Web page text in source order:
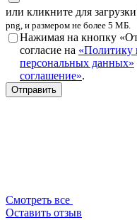
или кликните для загрузки
png, и размером не более 5 МБ.
Нажимая на кнопку
согласие на «Политику
персональных данных»
соглашение».
Смотреть все
Оставить отзыв